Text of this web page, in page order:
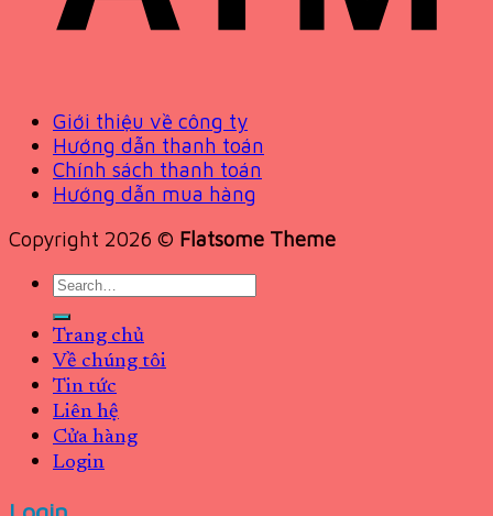
Giới thiệu về công ty
Hướng dẫn thanh toán
Chính sách thanh toán
Hướng dẫn mua hàng
Copyright 2026 © Flatsome Theme
Search
Trang chủ
Về chúng tôi
Tin tức
Liên hệ
Cửa hàng
Login